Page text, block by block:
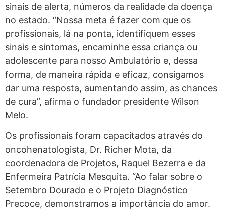
sinais de alerta, números da realidade da doença
no estado. “Nossa meta é fazer com que os
profissionais, lá na ponta, identifiquem esses
sinais e sintomas, encaminhe essa criança ou
adolescente para nosso Ambulatório e, dessa
forma, de maneira rápida e eficaz, consigamos
dar uma resposta, aumentando assim, as chances
de cura”, afirma o fundador presidente Wilson
Melo.
Os profissionais foram capacitados através do
oncohenatologista, Dr. Richer Mota, da
coordenadora de Projetos, Raquel Bezerra e da
Enfermeira Patrícia Mesquita. “Ao falar sobre o
Setembro Dourado e o Projeto Diagnóstico
Precoce, demonstramos a importância do amor.